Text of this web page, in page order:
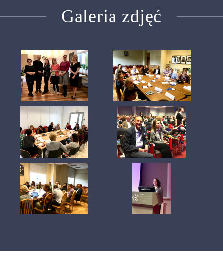
Galeria zdjęć